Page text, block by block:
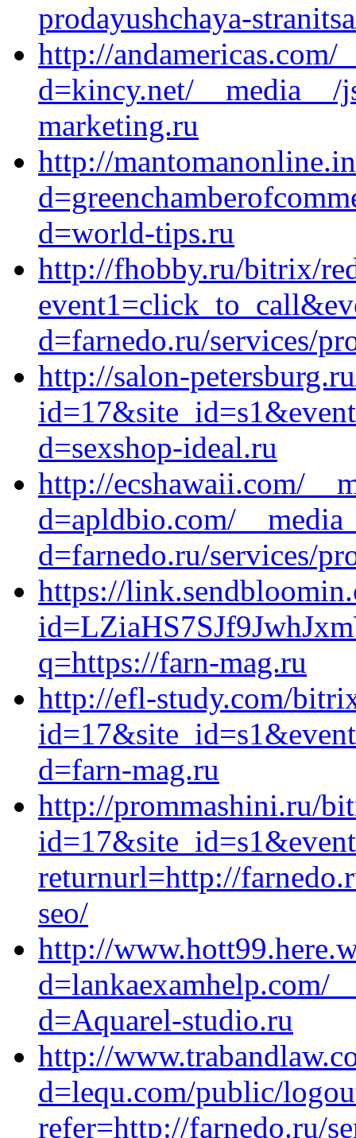
prodayushchaya-
http://andamericas.com/
d=kincy.net/__media__/
marketing.ru
http://
d=world-tips.ru
http://fhobby.ru/bitrix/
d=farnedo.ru/services/
http://salon-
d=sexshop-ideal.ru
http://ecshawaii.com/
d=apldbio.com/
d=farnedo.ru/services/
https://
q=https://farn-mag.ru
http://efl-study.com/
d=farn-mag.ru
http://prommashini.ru/
returnurl=http://
seo/
http://
d=lankaexamhelp.com/
d=Aquarel-studio.ru
http://
d=lequ.com/public/
refer=http://farnedo.ru/